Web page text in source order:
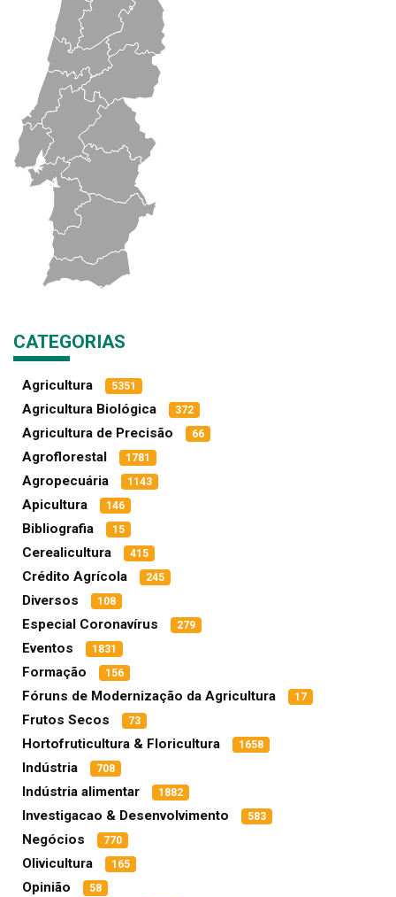
CATEGORIAS
Agricultura 5351
Agricultura Biológica 372
Agricultura de Precisão 66
Agroflorestal 1781
Agropecuária 1143
Apicultura 146
Bibliografia 15
Cerealicultura 415
Crédito Agrícola 245
Diversos 108
Especial Coronavírus 279
Eventos 1831
Formação 156
Fóruns de Modernização da Agricultura 17
Frutos Secos 73
Hortofruticultura & Floricultura 1658
Indústria 708
Indústria alimentar 1882
Investigacao & Desenvolvimento 583
Negócios 770
Olivicultura 165
Opinião 58